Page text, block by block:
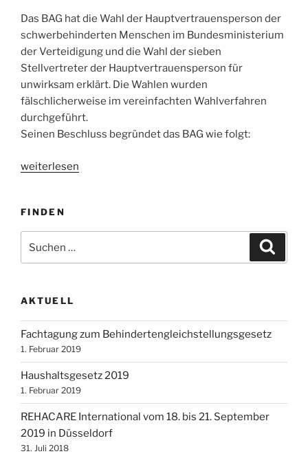
Das BAG hat die Wahl der Hauptvertrauensperson der
schwerbehinderten Menschen im Bundesministerium
der Verteidigung und die Wahl der sieben
Stellvertreter der Hauptvertrauensperson für
unwirksam erklärt. Die Wahlen wurden
fälschlicherweise im vereinfachten Wahlverfahren
durchgeführt.
Seinen Beschluss begründet das BAG wie folgt:
„BAG-
der
Stufenvertretungen“
weiterlesen
FINDEN
nach:
AKTUELL
Fachtagung zum Behindertengleichstellungsgesetz
1. Februar 2019
Haushaltsgesetz 2019
1. Februar 2019
REHACARE International vom 18. bis 21. September
2019 in Düsseldorf
31. Juli 2018